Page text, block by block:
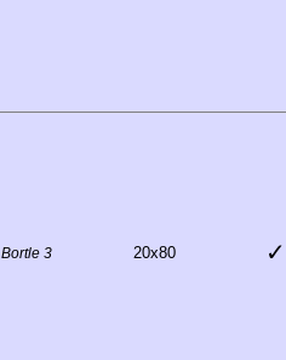
Bortle 3 20x80 ✓